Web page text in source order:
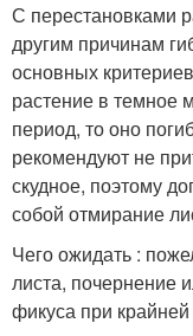
С перестановками
другим причинам
основных
растение в темное
период, то оно
рекомендуют не
скудное, поэтому
собой отмирание
Чего ожидать :
листа, почернение
фикуса при